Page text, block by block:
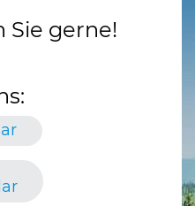
Sie gerne!